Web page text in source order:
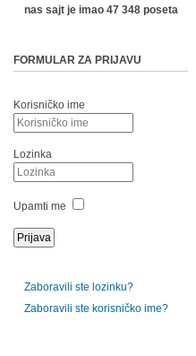
nas sajt je imao 47 348 poseta
FORMULAR ZA PRIJAVU
Korisničko ime
Lozinka
Upamti me
Zaboravili ste lozinku?
Zaboravili ste korisničko ime?